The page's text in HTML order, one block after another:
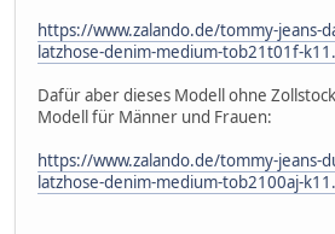
https://www.zalando.de/tommy-jeans-
latzhose-denim-medium-tob21t01f-
Dafür aber dieses Modell ohne
Modell für Männer und Frauen:
https://www.zalando.de/tommy-jeans-
latzhose-denim-medium-tob2100aj-